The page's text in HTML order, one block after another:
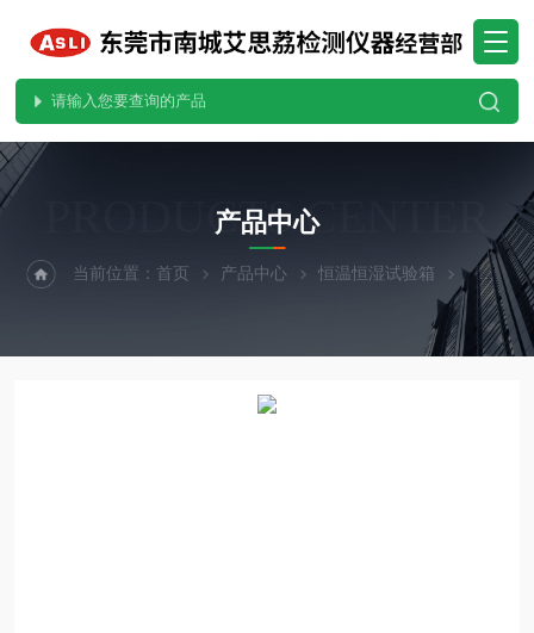
PRODUCTS CENTER
产品中心
当前位置：首页 产品中心 恒温恒湿试验箱 可程式